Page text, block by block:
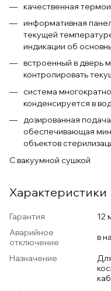
качественная
информативная
текущей
индикации об
встроенный в дверь
контролировать
система
конденсируется в
дозированная
обеспечивающая
объектов
С вакуумной сушкой
Характеристики
Гарантия
12
Аварийное
отключение
в
Назначение